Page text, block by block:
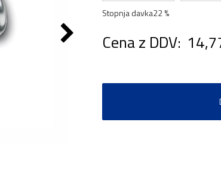
Stopnja davka22 %
Cena z DDV: